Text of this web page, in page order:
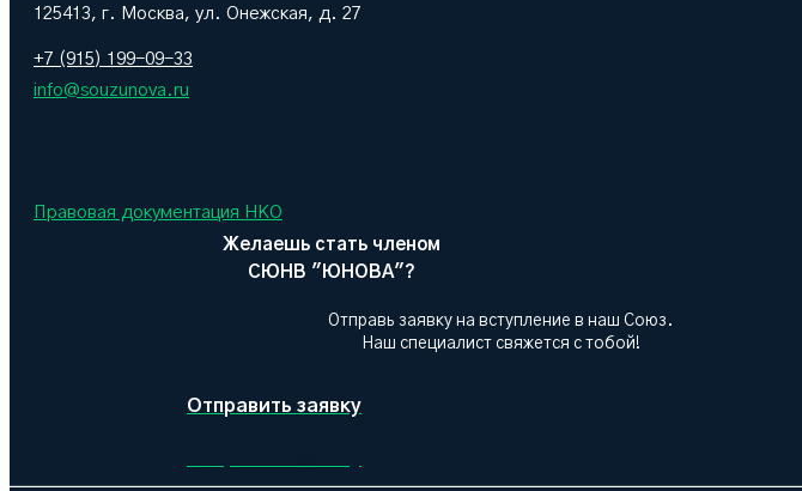
125413, г. Москва, ул. Онежская, д. 27
+7 (915) 199-09-33
info@souzunova.ru
Правовая документация НКО
Желаешь стать членом
СЮНВ "ЮНОВА"?
Отправь заявку на вступление в наш Союз.
Наш специалист свяжется с тобой!
Отправить заявку